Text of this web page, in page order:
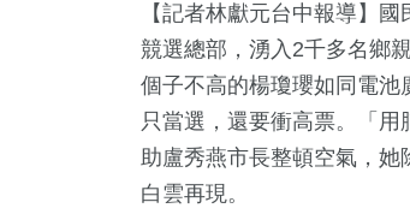
【記者林獻元台中報導】
競選總部，湧入2千多名鄉
個子不高的楊瓊瓔如同電
只當選，還要衝高票。「
助盧秀燕市長整頓空氣，
白雲再現。